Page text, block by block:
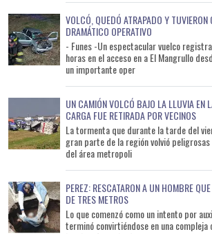
VOLCÓ, QUEDÓ ATRAPADO Y TUVIERON
DRAMÁTICO OPERATIVO
- Funes -Un espectacular vuelco
horas en el acceso en a El Mangrullo
un importante oper
UN CAMIÓN VOLCÓ BAJO LA LLUVIA EN
CARGA FUE RETIRADA POR VECINOS
La tormenta que durante la tarde del
gran parte de la región volvió
del área metropoli
PEREZ: RESCATARON A UN HOMBRE
DE TRES METROS
Lo que comenzó como un intento por
terminó convirtiéndose en una